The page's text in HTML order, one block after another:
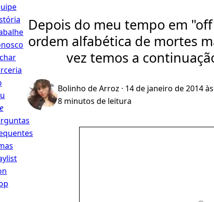
Depois do meu tempo em
ordem alfabética de mortes
vez temos a
Bolinho de Arroz · 14 de janeiro de 2014
8 minutos de leitura